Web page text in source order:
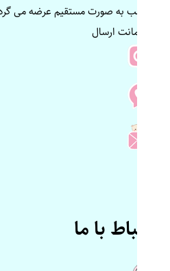
مناسب به صورت مستقیم عرضه می
و ضمانت ارسال
ارتباط با ما